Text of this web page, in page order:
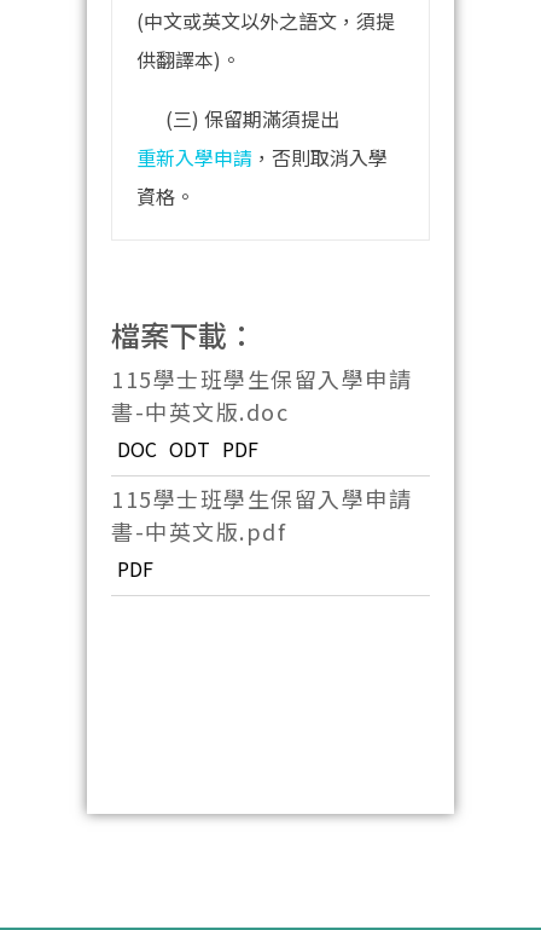
(中文或英文以外之語文，須提
供翻譯本)。
(三) 保留期滿須提出
重新入學申請 ，否則取消入學
資格。
檔案下載：
115學士班學生保留入學申請
書-中英文版.doc
DOC ODT PDF
115學士班學生保留入學申請
書-中英文版.pdf
PDF